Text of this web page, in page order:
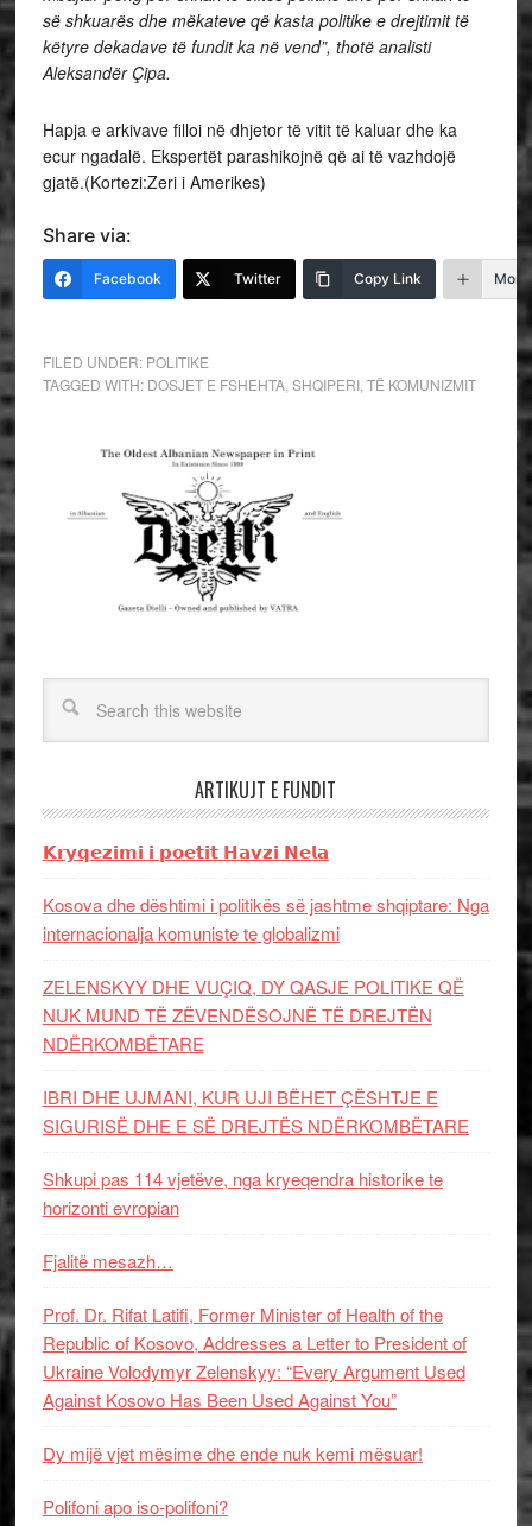
së shkuarës dhe mëkateve që kasta politike e drejtimit të
këtyre dekadave të fundit ka në vend”, thotë analisti
Aleksandër Çipa.
Hapja e arkivave filloi në dhjetor të vitit të kaluar dhe ka
ecur ngadalë. Ekspertët parashikojnë që ai të vazhdojë
gjatë.(Kortezi:Zeri i Amerikes)
Share via:
Facebook Twitter Copy Link More
FILED UNDER: POLITIKE
TAGGED WITH: DOSJET E FSHEHTA, SHQIPERI, TË KOMUNIZMIT
ARTIKUJT E FUNDIT
𝗞𝗿𝘆𝗾𝗲𝘇𝗶𝗺𝗶 𝗶 𝗽𝗼𝗲𝘁𝗶𝘁 𝗛𝗮𝘃𝘇𝗶 𝗡𝗲𝗹𝗮
Kosova dhe dështimi i politikës së jashtme shqiptare: Nga
internacionalja komuniste te globalizmi
ZELENSKYY DHE VUÇIQ, DY QASJE POLITIKE QË
NUK MUND TË ZËVENDËSOJNË TË DREJTËN
NDËRKOMBËTARE
IBRI DHE UJMANI, KUR UJI BËHET ÇËSHTJE E
SIGURISË DHE E SË DREJTËS NDËRKOMBËTARE
Shkupi pas 114 vjetëve, nga kryeqendra historike te
horizonti evropian
Fjalitë mesazh…
Prof. Dr. Rifat Latifi, Former Minister of Health of the
Republic of Kosovo, Addresses a Letter to President of
Ukraine Volodymyr Zelenskyy: “Every Argument Used
Against Kosovo Has Been Used Against You”
Dy mijë vjet mësime dhe ende nuk kemi mësuar!
Polifoni apo iso-polifoni?